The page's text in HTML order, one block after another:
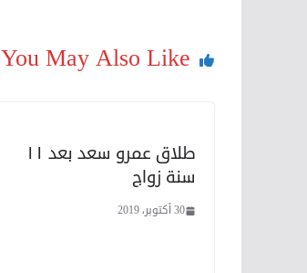
You May Also Like
طلاق عمرو سعد بعد ١١
سنة زواج
30 أكتوبر، 2019